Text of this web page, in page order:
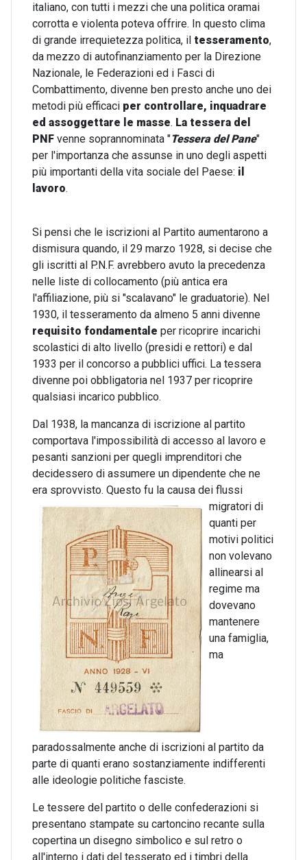
italiano, con tutti i mezzi che una politica oramai
corrotta e violenta poteva offrire. In questo clima
di grande irrequietezza politica, il tesseramento,
da mezzo di autofinanziamento per la Direzione
Nazionale, le Federazioni ed i Fasci di
Combattimento, divenne ben presto anche uno dei
metodi più efficaci per controllare, inquadrare
ed assoggettare le masse. La tessera del
PNF venne soprannominata "Tessera del Pane"
per l'importanza che assunse in uno degli aspetti
più importanti della vita sociale del Paese: il
lavoro.
Si pensi che le iscrizioni al Partito aumentarono a
dismisura quando, il 29 marzo 1928, si decise che
gli iscritti al P.N.F. avrebbero avuto la precedenza
nelle liste di collocamento (più antica era
l'affiliazione, più si "scalavano" le graduatorie). Nel
1930, il tesseramento da almeno 5 anni divenne
requisito fondamentale per ricoprire incarichi
scolastici di alto livello (presidi e rettori) e dal
1933 per il concorso a pubblici uffici. La tessera
divenne poi obbligatoria nel 1937 per ricoprire
qualsiasi incarico pubblico.
Dal 1938, la mancanza di iscrizione al partito
comportava l'impossibilità di accesso al lavoro e
pesanti sanzioni per quegli imprenditori che
decidessero di assumere un dipendente che ne
era sprovvisto. Questo fu la causa dei flussi
migratori di
quanti per
motivi politici
non volevano
allinearsi al
regime ma
dovevano
mantenere
una famiglia,
ma
paradossalmente anche di iscrizioni al partito da
parte di quanti erano sostanziamente indifferenti
alle ideologie politiche fasciste.
Le tessere del partito o delle confederazioni si
presentano stampate su cartoncino recante sulla
copertina un disegno simbolico e sul retro o
all'interno i dati del tesserato ed i timbri della